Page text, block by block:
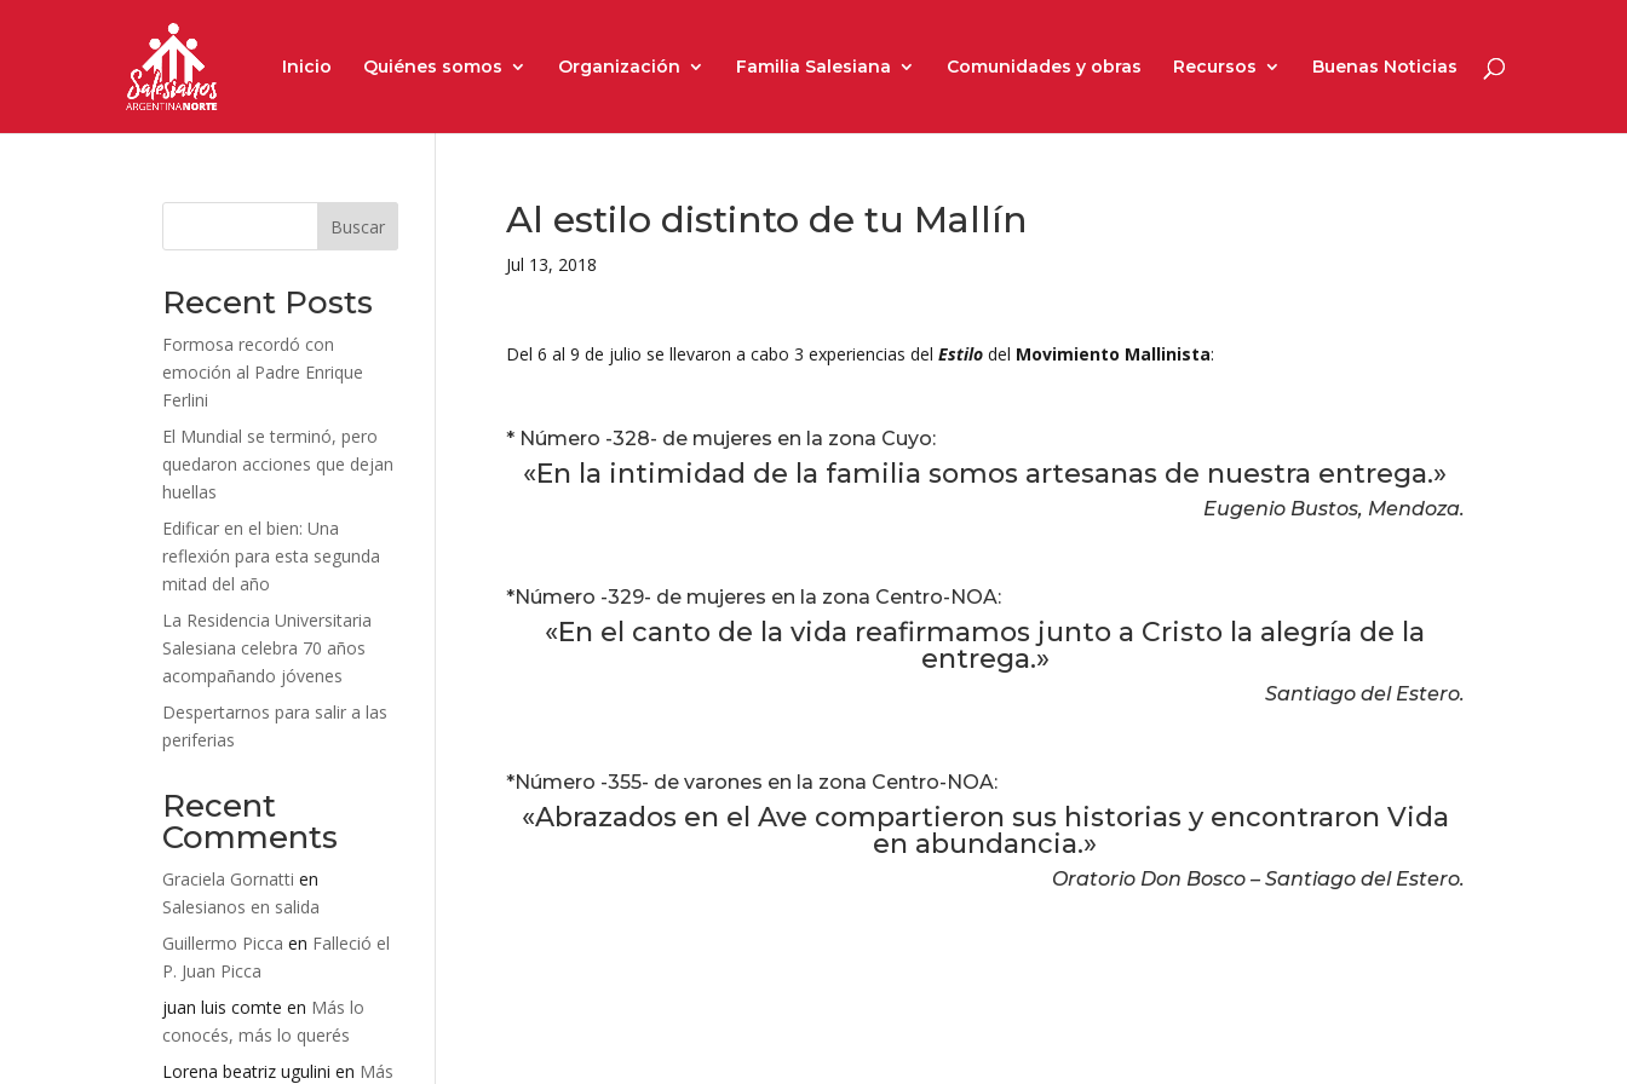
Inicio Quiénes somos Organización Familia Salesiana Comunidades y obras Recursos Buenas Noticias
Al estilo distinto de tu Mallín
Jul 13, 2018
Del 6 al 9 de julio se llevaron a cabo 3 experiencias del Estilodel Movimiento Mallinista:
* Número -328- de mujeres en la zona Cuyo:
«En la intimidad de la familia somos artesanas de nuestra entrega.»
Eugenio Bustos, Mendoza.
*Número -329- de mujeres en la zona Centro-NOA:
«En el canto de la vida reafirmamos junto a Cristo la alegría de la
entrega.»
Santiago del Estero.
*Número -355- de varones en la zona Centro-NOA:
«Abrazados en el Ave compartieron sus historias y encontraron Vida
en abundancia.»
Oratorio Don Bosco – Santiago del Estero.
Buscar
Recent Posts
Formosa recordó con
emoción al Padre Enrique
Ferlini
El Mundial se terminó, pero
quedaron acciones que dejan
huellas
Edificar en el bien: Una
reflexión para esta segunda
mitad del año
La Residencia Universitaria
Salesiana celebra 70 años
acompañando jóvenes
Despertarnos para salir a las
periferias
Recent
Comments
Graciela Gornatti en
Salesianos en salida
Guillermo Picca en Falleció el
P. Juan Picca
juan luis comte en Más lo
conocés, más lo querés
Lorena beatriz ugulini en Más